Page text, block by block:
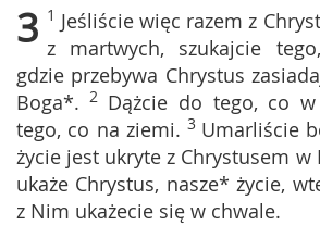
3 1 Jeśliście więc razem z
z martwych, szukajcie
gdzie przebywa Chrystus
Boga*. 2 Dążcie do tego, co
tego, co na ziemi. 3 Umarliście
życie jest ukryte z Chrystusem w
ukaże Chrystus, nasze* życie,
z Nim ukażecie się w chwale.